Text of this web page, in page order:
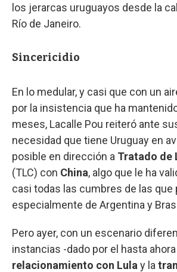
los jerarcas uruguayos desde la
Río de Janeiro.
Sincericidio
En lo medular, y casi que con un
por la insistencia que ha
meses, Lacalle Pou reiteró ante
necesidad que tiene Uruguay en
posible en dirección a Tratado de
(TLC) con China, algo que le ha
casi todas las cumbres de las que
especialmente de Argentina y
Pero ayer, con un escenario
instancias -dado por el hasta
relacionamiento con Lula y la